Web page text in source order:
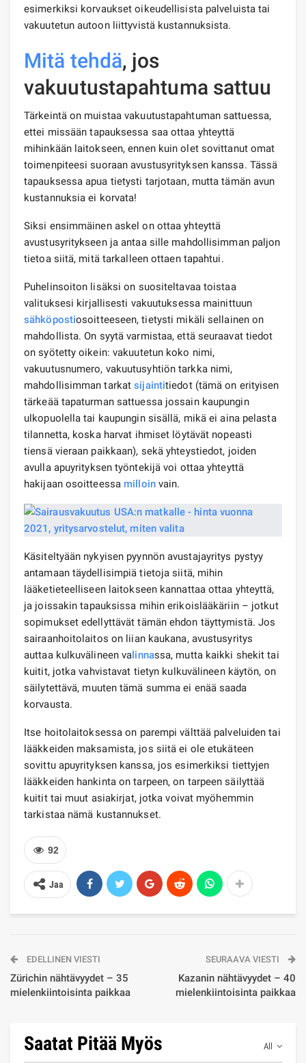
esimerkiksi korvaukset oikeudellisista palveluista tai
vakuutetun autoon liittyvistä kustannuksista.
Mitä tehdä, jos
vakuutustapahtuma sattuu
Tärkeintä on muistaa vakuutustapahtuman sattuessa,
ettei missään tapauksessa saa ottaa yhteyttä
mihinkään laitokseen, ennen kuin olet sovittanut omat
toimenpiteesi suoraan avustusyrityksen kanssa. Tässä
tapauksessa apua tietysti tarjotaan, mutta tämän avun
kustannuksia ei korvata!
Siksi ensimmäinen askel on ottaa yhteyttä
avustusyritykseen ja antaa sille mahdollisimman paljon
tietoa siitä, mitä tarkalleen ottaen tapahtui.
Puhelinsoiton lisäksi on suositeltavaa toistaa
valituksesi kirjallisesti vakuutuksessa mainittuun
sähköpostiosoitteeseen, tietysti mikäli sellainen on
mahdollista. On syytä varmistaa, että seuraavat tiedot
on syötetty oikein: vakuutetun koko nimi,
vakuutusnumero, vakuutusyhtiön tarkka nimi,
mahdollisimman tarkatsijaintitiedot (tämä on erityisen
tärkeää tapaturman sattuessa jossain kaupungin
ulkopuolella tai kaupungin sisällä, mikä ei aina pelasta
tilannetta, koska harvat ihmiset löytävät nopeasti
tiensä vieraan paikkaan), sekä yhteystiedot, joiden
avulla apuyrityksen työntekijä voi ottaa yhteyttä
hakijaan osoitteessa milloinvain.
Käsiteltyään nykyisen pyynnön avustajayritys pystyy
antamaan täydellisimpiä tietoja siitä, mihin
lääketieteelliseen laitokseen kannattaa ottaa yhteyttä,
ja joissakin tapauksissa mihin erikoislääkäriin – jotkut
sopimukset edellyttävät tämän ehdon täyttymistä. Jos
sairaanhoitolaitos on liian kaukana, avustusyritys
auttaa kulkuvälineen valinnassa, mutta kaikki shekit tai
kuitit, jotka vahvistavat tietyn kulkuvälineen käytön, on
säilytettävä, muuten tämä summa ei enää saada
korvausta.
Itse hoitolaitoksessa on parempi välttää palveluiden tai
lääkkeiden maksamista, jos siitä ei ole etukäteen
sovittu apuyrityksen kanssa, jos esimerkiksi tiettyjen
lääkkeiden hankinta on tarpeen, on tarpeen säilyttää
kuitit tai muut asiakirjat, jotka voivat myöhemmin
tarkistaa nämä kustannukset.
92
Jaa
EDELLINEN VIESTI
Zürichin nähtävyydet – 35
mielenkiintoisinta paikkaa
SEURAAVA VIESTI
Kazanin nähtävyydet – 40
mielenkiintoisinta paikkaa
All
Saatat Pitää Myös